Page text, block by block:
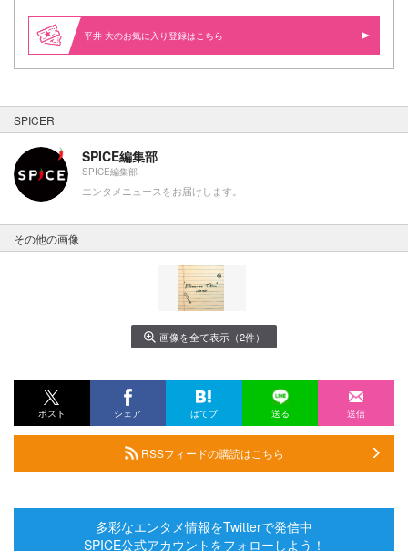
平井 大のお気に入り登録はこちら
SPICER
SPICE編集部
SPICE編集部
エンタメニュースをお届けします。
その他の画像
画像を全て表示（2件）
ポスト シェア はてブ 送る 送信
RSSフィードの購読はこちら
多彩なエンタメ情報をTwitterで発信中
SPICE公式アカウントをフォローしよう！